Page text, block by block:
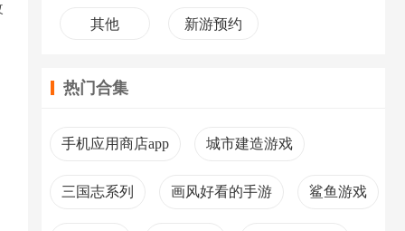
其他 新游预约
热门合集
手机应用商店app 城市建造游戏
三国志系列 画风好看的手游 鲨鱼游戏